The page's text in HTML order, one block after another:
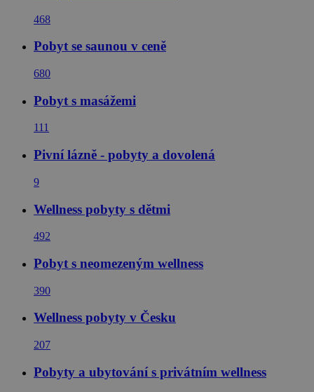
468
Pobyt se saunou v ceně
680
Pobyt s masážemi
111
Pivní lázně - pobyty a dovolená
9
Wellness pobyty s dětmi
492
Pobyt s neomezeným wellness
390
Wellness pobyty v Česku
207
Pobyty a ubytování s privátním wellness